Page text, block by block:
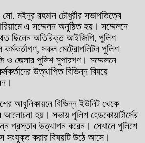
মইনুর রহমান চৌধুরীর সভাপতিত্বে
এ সম্মেলন অনুষ্ঠিত হয়। সম্মেলনে
ছিলেন অতিরিক্ত আইজিপি, পুলিশ
কর্মকর্তাগণ, সকল মেট্রোপলিটন পুলিশ
ও জেলার পুলিশ সুপারগণ। সম্মেলনে
উত্থাপিত বিভিন্ন বিষয়ে
আধুনিকায়নে বিভিন্ন ইউনিট থেকে
হয়। সভায় পুলিশ হেডকোয়ার্টার্সের
প্রস্তাব উত্থাপন করেন। সেখানে পুলিশে
সংযুক্ত করার বিষয়টি উঠে আসে।